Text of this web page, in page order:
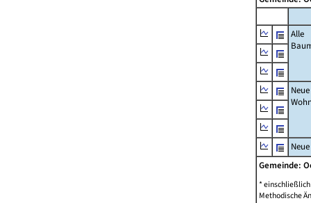
Alle
Neue
Gemeinde:
*
Methodische